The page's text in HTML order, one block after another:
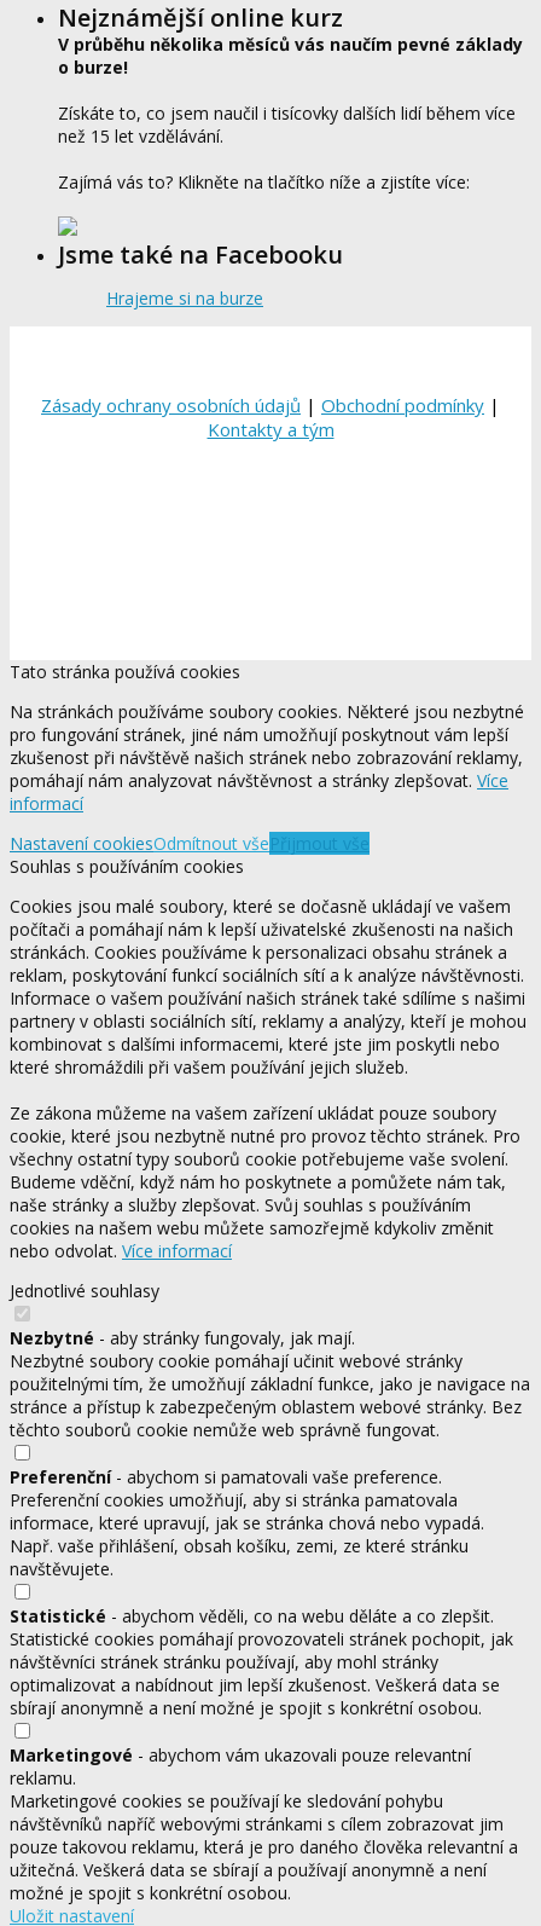
Nejznámější online kurz
V průběhu několika měsíců vás naučím pevné základy
o burze!
Získáte to, co jsem naučil i tisícovky dalších lidí během více
než 15 let vzdělávání.
Zajímá vás to? Klikněte na tlačítko níže a zjistíte více:
Jsme také na Facebooku
Hrajeme si na burze
Zásady ochrany osobních údajů | Obchodní podmínky |
Kontakty a tým
Tato stránka používá cookies
Na stránkách používáme soubory cookies. Některé jsou nezbytné
pro fungování stránek, jiné nám umožňují poskytnout vám lepší
zkušenost při návštěvě našich stránek nebo zobrazování reklamy,
pomáhají nám analyzovat návštěvnost a stránky zlepšovat. Více
informací
Nastavení cookiesOdmítnout všePřijmout vše
Souhlas s používáním cookies
Cookies jsou malé soubory, které se dočasně ukládají ve vašem
počítači a pomáhají nám k lepší uživatelské zkušenosti na našich
stránkách. Cookies používáme k personalizaci obsahu stránek a
reklam, poskytování funkcí sociálních sítí a k analýze návštěvnosti.
Informace o vašem používání našich stránek také sdílíme s našimi
partnery v oblasti sociálních sítí, reklamy a analýzy, kteří je mohou
kombinovat s dalšími informacemi, které jste jim poskytli nebo
které shromáždili při vašem používání jejich služeb.
Ze zákona můžeme na vašem zařízení ukládat pouze soubory
cookie, které jsou nezbytně nutné pro provoz těchto stránek. Pro
všechny ostatní typy souborů cookie potřebujeme vaše svolení.
Budeme vděční, když nám ho poskytnete a pomůžete nám tak,
naše stránky a služby zlepšovat. Svůj souhlas s používáním
cookies na našem webu můžete samozřejmě kdykoliv změnit
nebo odvolat. Více informací
Jednotlivé souhlasy
Nezbytné - aby stránky fungovaly, jak mají.
Nezbytné soubory cookie pomáhají učinit webové stránky
použitelnými tím, že umožňují základní funkce, jako je navigace na
stránce a přístup k zabezpečeným oblastem webové stránky. Bez
těchto souborů cookie nemůže web správně fungovat.
Preferenční- abychom si pamatovali vaše preference.
Preferenční cookies umožňují, aby si stránka pamatovala
informace, které upravují, jak se stránka chová nebo vypadá.
Např. vaše přihlášení, obsah košíku, zemi, ze které stránku
navštěvujete.
Statistické - abychom věděli, co na webu děláte a co zlepšit.
Statistické cookies pomáhají provozovateli stránek pochopit, jak
návštěvníci stránek stránku používají, aby mohl stránky
optimalizovat a nabídnout jim lepší zkušenost. Veškerá data se
sbírají anonymně a není možné je spojit s konkrétní osobou.
Marketingové - abychom vám ukazovali pouze relevantní
reklamu.
Marketingové cookies se používají ke sledování pohybu
návštěvníků napříč webovými stránkami s cílem zobrazovat jim
pouze takovou reklamu, která je pro daného člověka relevantní a
užitečná. Veškerá data se sbírají a používají anonymně a není
možné je spojit s konkrétní osobou.
Uložit nastavení